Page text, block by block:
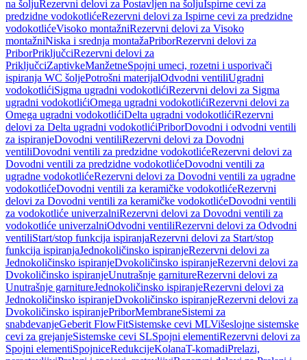
na šoljuRezervni delovi za Postavljen na šoljuIspirne cevi za
predzidne vodokotlićeRezervni delovi za Ispirne cevi za predzidne
vodokotlićeVisoko montažniRezervni delovi za Visoko
montažniNiska i srednja montažaPriborRezervni delovi za
PriborPriključciRezervni delovi za
PriključciZaptivkeManžetneSpojni umeci, rozetni i usporivači
ispiranja WC šoljePotrošni materijalOdvodni ventiliUgradni
vodokotlićiSigma ugradni vodokotlićiRezervni delovi za Sigma
ugradni vodokotlićiOmega ugradni vodokotlićiRezervni delovi za
Omega ugradni vodokotlićiDelta ugradni vodokotlićiRezervni
delovi za Delta ugradni vodokotlićiPriborDovodni i odvodni ventili
za ispiranjeDovodni ventiliRezervni delovi za Dovodni
ventiliDovodni ventili za predzidne vodokotlićeRezervni delovi za
Dovodni ventili za predzidne vodokotlićeDovodni ventili za
ugradne vodokotlićeRezervni delovi za Dovodni ventili za ugradne
vodokotlićeDovodni ventili za keramičke vodokotlićeRezervni
delovi za Dovodni ventili za keramičke vodokotlićeDovodni ventili
za vodokotliće univerzalniRezervni delovi za Dovodni ventili za
vodokotliće univerzalniOdvodni ventiliRezervni delovi za Odvodni
ventiliStart/stop funkcija ispiranjaRezervni delovi za Start/stop
funkcija ispiranjaJednokoličinsko ispiranjeRezervni delovi za
Jednokoličinsko ispiranjeDvokoličinsko ispiranjeRezervni delovi za
Dvokoličinsko ispiranjeUnutrašnje garnitureRezervni delovi za
Unutrašnje garnitureJednokoličinsko ispiranjeRezervni delovi za
Jednokoličinsko ispiranjeDvokoličinsko ispiranjeRezervni delovi za
Dvokoličinsko ispiranjePriborMembraneSistemi za
snabdevanjeGeberit FlowFitSistemske cevi MLVišeslojne sistemske
cevi za grejanjeSistemske cevi SLSpojni elementiRezervni delovi za
Spojni elementiSpojniceRedukcijeKolanaT-komadiPrelazi,